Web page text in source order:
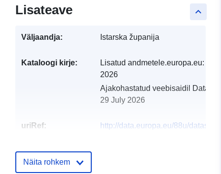
keyboard_arrow_up
Lisateave
Väljaandja: Istarska županija
Kataloogi kirje: Lisatud andmetele.europa.eu:
2026
Ajakohastatud veebisaidil
29 July 2026
uriRef:
http://data.europa.eu/88u/dataset/
Näita rohkem